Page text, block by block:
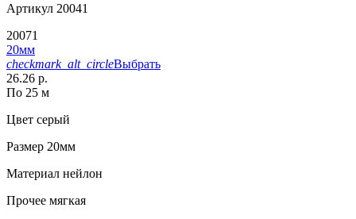
Артикул 20041
20071
20мм
checkmark_alt_circleВыбрать
26.26 р.
По 25 м
Цвет серый
Размер 20мм
Материал нейлон
Прочее мягкая